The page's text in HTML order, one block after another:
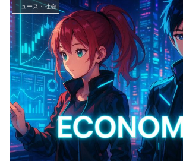
ニュース・社会